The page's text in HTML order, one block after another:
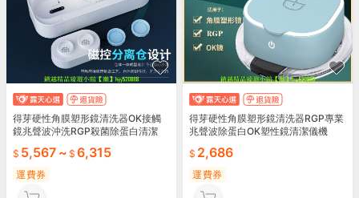
得芽硬性角膜塑形鏡清洗器OK接觸
鏡兆聲波沖洗RGP殺菌除蛋白清潔
5,567 ~ 6,315
運費券
得芽硬性角膜塑形鏡清洗器RGP專業
兆聲波除蛋白OK塑性鏡清潔儀機
2,686
運費券